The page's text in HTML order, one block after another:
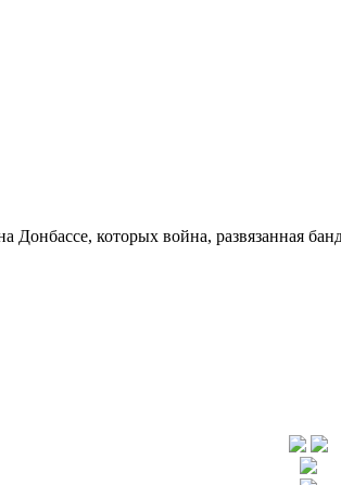
Донбассе, которых война, развязанная